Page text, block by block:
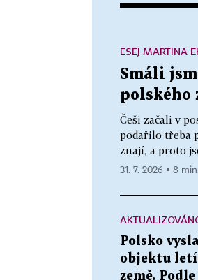
Smáli
polského
Češi začali v
podařilo třeba
znají, a proto
ESEJ MARTINA
31. 7. 2026 ▪ 8
Polsko
objektu
země.